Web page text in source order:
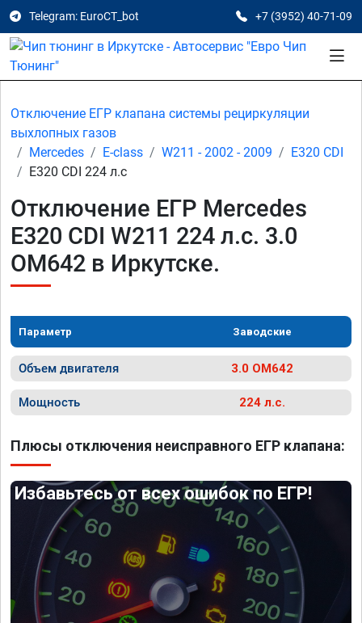
Telegram: EuroCT_bot +7 (3952) 40-71-09
Отключение ЕГР клапана системы рециркуляции
выхлопных газов
Mercedes
E-class W211 - 2002 - 2009
E320 CDI
E320 CDI 224 л.с
Отключение ЕГР Mercedes
E320 CDI W211 224 л.с. 3.0
OM642 в Иркутске.
Параметр Заводские
Объем двигателя 3.0 OM642
Мощность 224 л.с.
Плюсы отключения неисправного ЕГР клапана:
Избавьтесь от всех ошибок по ЕГР!